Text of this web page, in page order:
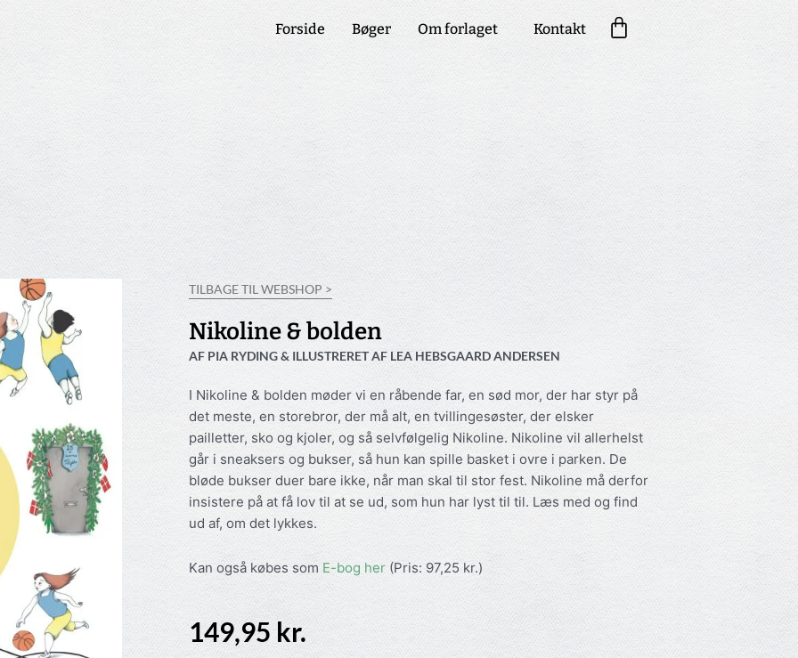
Forside Bøger Om forlaget Kontakt Kurv
TILBAGE TIL WEBSHOP >
Nikoline & bolden
AF PIA RYDING & ILLUSTRERET AF LEA HEBSGAARD ANDERSEN
I Nikoline & bolden møder vi en råbende far, en sød mor, der har styr på
det meste, en storebror, der må alt, en tvillingesøster, der elsker
pailletter, sko og kjoler, og så selvfølgelig Nikoline. Nikoline vil allerhelst
går i sneaksers og bukser, så hun kan spille basket i ovre i parken. De
bløde bukser duer bare ikke, når man skal til stor fest. Nikoline må derfor
insistere på at få lov til at se ud, som hun har lyst til til. Læs med og find
ud af, om det lykkes.
Kan også købes som E-bog her (Pris: 97,25 kr.)
149,95kr.